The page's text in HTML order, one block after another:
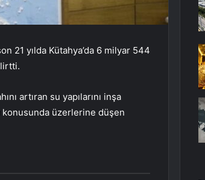
21 yılda Kütahya’da 6 milyar 544
artıran su yapılarını inşa
konusunda üzerlerine düşen